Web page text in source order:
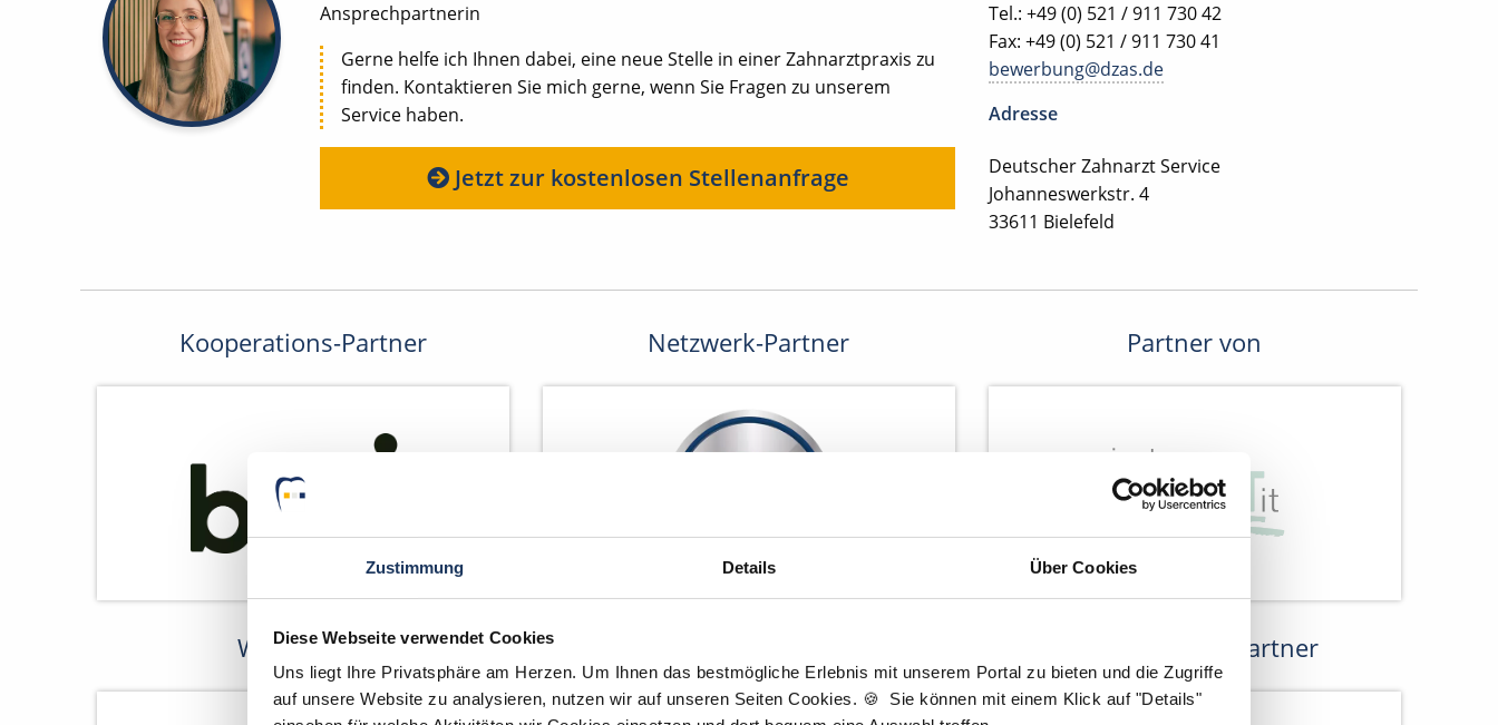
Zustimmung Details Über Cookies
Diese Webseite verwendet Cookies
Uns liegt Ihre Privatsphäre am Herzen. Um Ihnen das bestmögliche Erlebnis mit unserem Portal zu bieten und die Zugriffe
auf unsere Website zu analysieren, nutzen wir auf unseren Seiten Cookies. 🍪 Sie können mit einem Klick auf "Details"
Ansprechpartnerin
Gerne helfe ich Ihnen dabei, eine neue Stelle in einer Zahnarztpraxis zu
finden. Kontaktieren Sie mich gerne, wenn Sie Fragen zu unserem
Service haben.
Jetzt zur kostenlosen Stellenanfrage
Tel.: +49 (0) 521 / 911 730 42
Fax: +49 (0) 521 / 911 730 41
bewerbung@dzas.de
Adresse
Deutscher Zahnarzt Service
Johanneswerkstr. 4
33611 Bielefeld
Kooperations-Partner Netzwerk-Partner Partner von
Wir fördern Kooperations-Partner